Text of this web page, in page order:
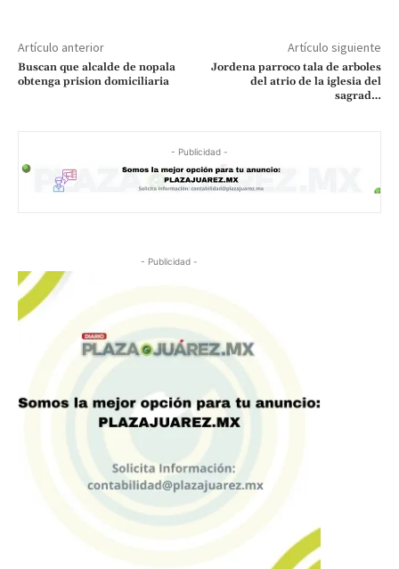
Artículo anterior
Buscan que alcalde de nopala
obtenga prision domiciliaria
Artículo siguiente
Jordena parroco tala de arboles
del atrio de la iglesia del
sagrad…
- Publicidad -
- Publicidad -